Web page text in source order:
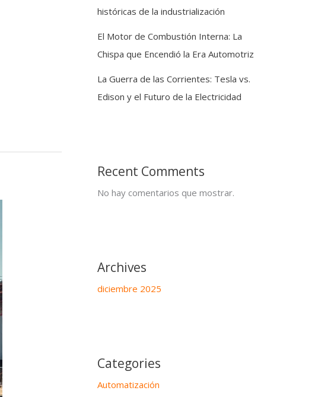
históricas de la industrialización
El Motor de Combustión Interna: La
Chispa que Encendió la Era Automotriz
La Guerra de las Corrientes: Tesla vs.
Edison y el Futuro de la Electricidad
Recent Comments
No hay comentarios que mostrar.
Archives
diciembre 2025
Categories
Automatización